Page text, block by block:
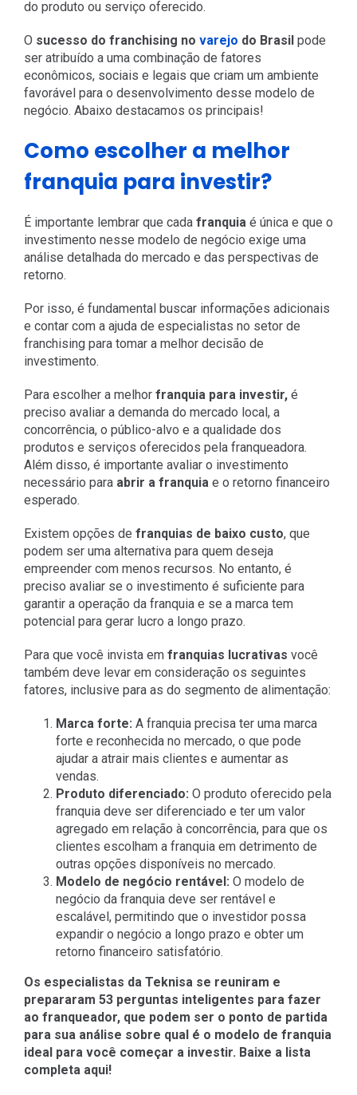
do produto ou serviço oferecido.
O sucesso do franchising no varejo do Brasilpode
ser atribuído a uma combinação de fatores
econômicos, sociais e legais que criam um ambiente
favorável para o desenvolvimento desse modelo de
negócio. Abaixo destacamos os principais!
Como escolher a melhor
franquia para investir?
É importante lembrar que cadafranquiaé única e que o
investimento nesse modelo de negócio exige uma
análise detalhada do mercado e das perspectivas de
retorno.
Por isso, é fundamental buscar informações adicionais
e contar com a ajuda de especialistas no setor de
franchising para tomar a melhor decisão de
investimento.
Para escolher a melhor franquia para investir,é
preciso avaliar a demanda do mercado local, a
concorrência, o público-alvo e a qualidade dos
produtos e serviços oferecidos pela franqueadora.
Além disso, é importante avaliar o investimento
necessário para abrir a franquiae o retorno financeiro
esperado.
Existem opções de franquias de baixo custo, que
podem ser uma alternativa para quem deseja
empreender com menos recursos. No entanto, é
preciso avaliar se o investimento é suficiente para
garantir a operação da franquia e se a marca tem
potencial para gerar lucro a longo prazo.
Para que você invista em franquias lucrativas você
também deve levar em consideração os seguintes
fatores, inclusive para as do segmento de alimentação:
Marca forte: A franquia precisa ter uma marca
forte e reconhecida no mercado, o que pode
ajudar a atrair mais clientes e aumentar as
vendas.
Produto diferenciado: O produto oferecido pela
franquia deve ser diferenciado e ter um valor
agregado em relação à concorrência, para que os
clientes escolham a franquia em detrimento de
outras opções disponíveis no mercado.
Modelo de negócio rentável: O modelo de
negócio da franquia deve ser rentável e
escalável, permitindo que o investidor possa
expandir o negócio a longo prazo e obter um
retorno financeiro satisfatório.
Os especialistas da Teknisa se reuniram e
prepararam 53 perguntas inteligentes para fazer
ao franqueador, que podem ser o ponto de partida
para sua análise sobre qual é o modelo de franquia
ideal para você começar a investir. Baixe a lista
completa aqui!